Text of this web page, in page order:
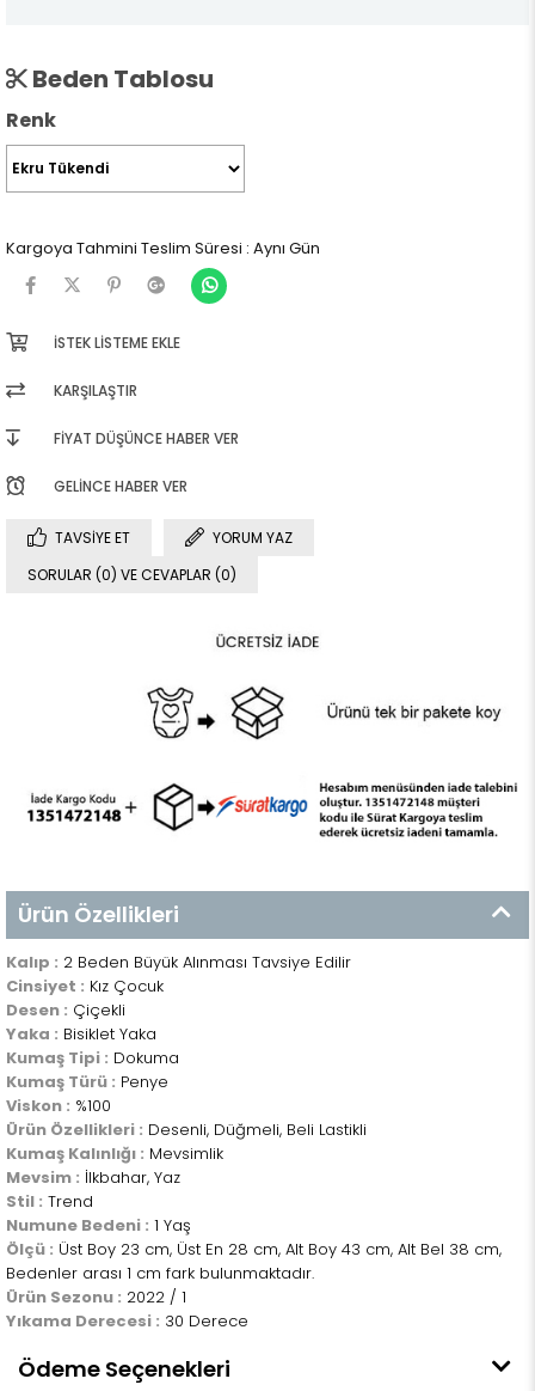
Beden Tablosu
Renk
Kargoya Tahmini Teslim Süresi : Aynı Gün
İSTEK LISTEME EKLE
KARŞILAŞTIR
FIYAT DÜŞÜNCE HABER VER
GELINCE HABER VER
TAVSIYE ET
YORUM YAZ
SORULAR (0) VE CEVAPLAR (0)
Ürün Özellikleri
Kalıp : 2 Beden Büyük Alınması Tavsiye Edilir
Cinsiyet : Kız Çocuk
Desen : Çiçekli
Yaka : Bisiklet Yaka
Kumaş Tipi : Dokuma
Kumaş Türü : Penye
Viskon : %100
Ürün Özellikleri : Desenli, Düğmeli, Beli Lastikli
Kumaş Kalınlığı : Mevsimlik
Mevsim : İlkbahar, Yaz
Stil : Trend
Numune Bedeni : 1 Yaş
Ölçü : Üst Boy 23 cm, Üst En 28 cm, Alt Boy 43 cm, Alt Bel 38 cm,
Bedenler arası 1 cm fark bulunmaktadır.
Ürün Sezonu : 2022 / 1
Yıkama Derecesi : 30 Derece
Ödeme Seçenekleri